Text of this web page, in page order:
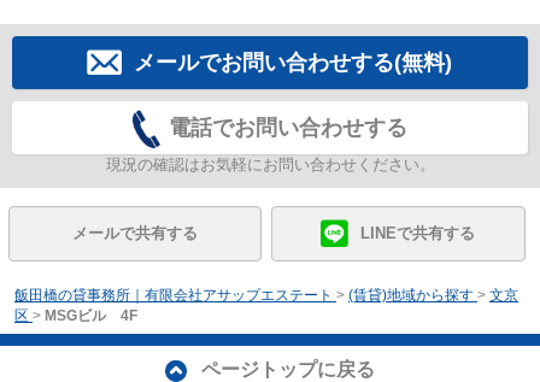
メールでお問い合わせする(無料)
電話でお問い合わせする
現況の確認はお気軽にお問い合わせください。
メールで共有する LINEで共有する
飯田橋の貸事務所｜有限会社アサップエステート > (賃貸)地域から探す > 文京
区 > MSGビル 4F
ページトップに戻る